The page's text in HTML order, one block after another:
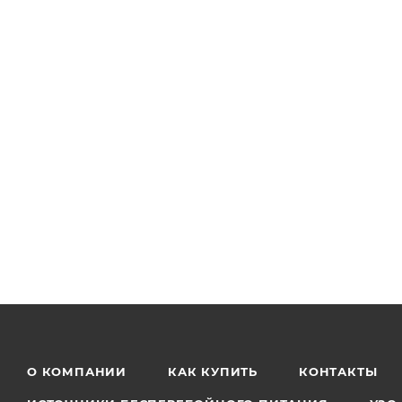
О КОМПАНИИ КАК КУПИТЬ КОНТАКТЫ